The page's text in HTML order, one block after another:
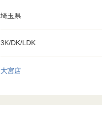
埼玉県
3K/DK/LDK
大宮店